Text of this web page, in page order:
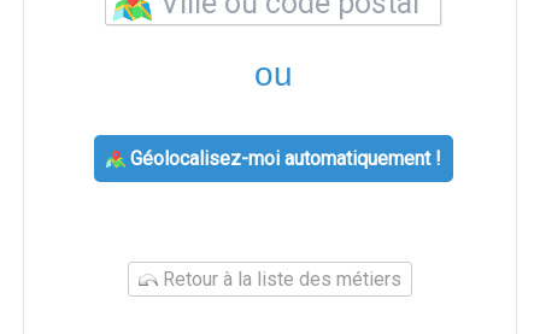
ou
Géolocalisez-moi automatiquement !
Retour à la liste des métiers